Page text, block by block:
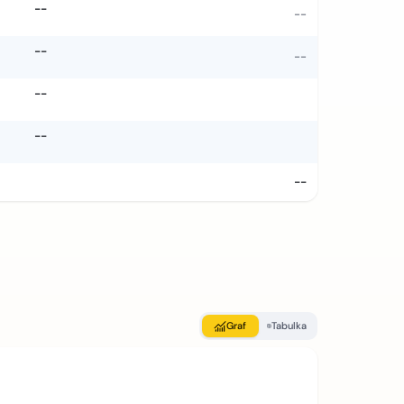
-- --
-- --
--
--
--
Graf Tabulka